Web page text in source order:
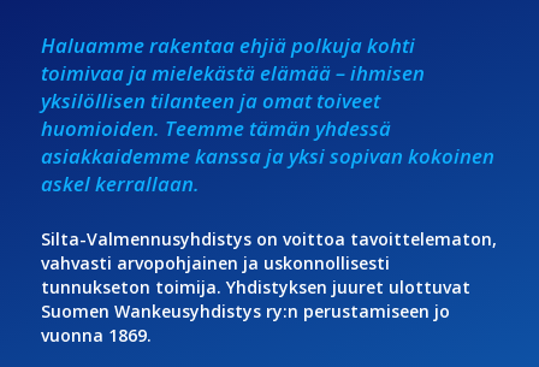
Haluamme rakentaa ehjiä polkuja kohti
toimivaa ja mielekästä elämää – ihmisen
yksilöllisen tilanteen ja omat toiveet
huomioiden. Teemme tämän yhdessä
asiakkaidemme kanssa ja yksi sopivan kokoinen
askel kerrallaan.
Silta-Valmennusyhdistys on voittoa tavoittelematon,
vahvasti arvopohjainen ja uskonnollisesti
tunnukseton toimija. Yhdistyksen juuret ulottuvat
Suomen Wankeusyhdistys ry:n perustamiseen jo
vuonna 1869.